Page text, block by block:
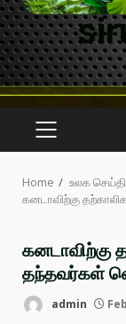
Home
உலக
கனடாவிற்கு
கனடாவிற்கு
தந்தவர்கள்
admin